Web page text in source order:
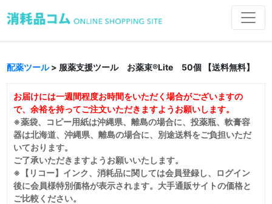
配薬ツール> 服薬支援ツール お薬束®Lite 50個 【送料無料】
お届けには一週間程度お時間をいただく場合がございますの
で、余裕を持ってご注文いただきますようお願いします。
※薬袋、コピー用紙は沖縄県、離島の場合に、投薬瓶、軟膏容
器は北海道、沖縄県、離島の場合に、別途送料をご負担いただ
いております。
ご了承いただきますようお願いいたします。
※【リコー】インク、消耗品に関しては会員登録し、ログイン
後に会員様特別価格が表示されます。大手通販サイトの価格と
ご比較ください。